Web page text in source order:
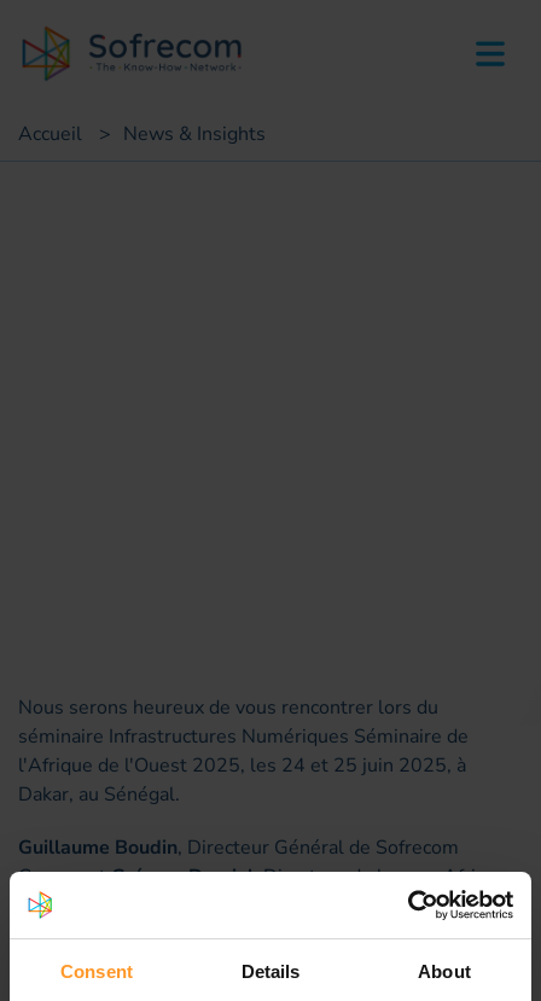
Consent Details About
Accueil > News & Insights
Nous serons heureux de vous rencontrer lors du
séminaire Infrastructures Numériques Séminaire de
l'Afrique de l'Ouest 2025, les 24 et 25 juin 2025, à
Dakar, au Sénégal.
Guillaume Boudin, Directeur Général de Sofrecom
Groupe etGrégory Dauriol, Directeur de la zone Afrique
seront ravis de vous rencontrer.
Guillaume Boudin participera également à la table ronde